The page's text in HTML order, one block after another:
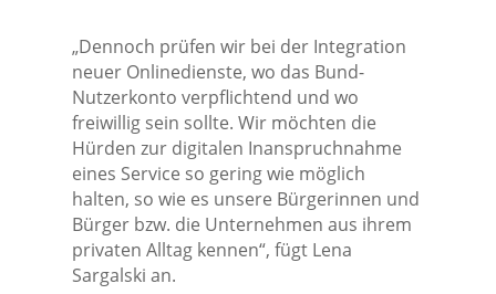
„Dennoch prüfen wir bei der Integration
neuer Onlinedienste, wo das Bund-
Nutzerkonto verpflichtend und wo
freiwillig sein sollte. Wir möchten die
Hürden zur digitalen Inanspruchnahme
eines Service so gering wie möglich
halten, so wie es unsere Bürgerinnen und
Bürger bzw. die Unternehmen aus ihrem
privaten Alltag kennen“, fügt Lena
Sargalski an.